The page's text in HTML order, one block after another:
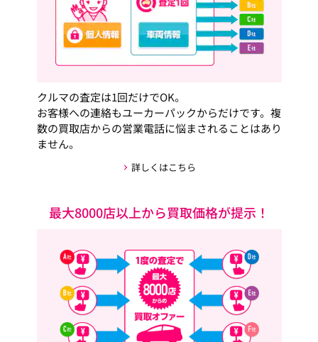
クルマの査定は1回だけでOK。
お客様への連絡もユーカーパックからだけです。複
数の買取店からの営業電話に悩まされることはあり
ません。
詳しくはこちら
最大8000店以上から買取価格が提示！